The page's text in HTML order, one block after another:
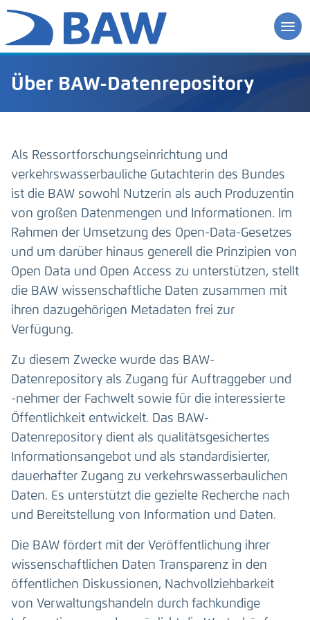
Über BAW-Datenrepository
Als Ressortforschungseinrichtung und
verkehrswasserbauliche Gutachterin des Bundes
ist die BAW sowohl Nutzerin als auch Produzentin
von großen Datenmengen und Informationen. Im
Rahmen der Umsetzung des Open-Data-Gesetzes
und um darüber hinaus generell die Prinzipien von
Open Data und Open Access zu unterstützen, stellt
die BAW wissenschaftliche Daten zusammen mit
ihren dazugehörigen Metadaten frei zur
Verfügung.
Zu diesem Zwecke wurde das BAW-
Datenrepository als Zugang für Auftraggeber und
-nehmer der Fachwelt sowie für die interessierte
Öffentlichkeit entwickelt. Das BAW-
Datenrepository dient als qualitätsgesichertes
Informationsangebot und als standardisierter,
dauerhafter Zugang zu verkehrswasserbaulichen
Daten. Es unterstützt die gezielte Recherche nach
und Bereitstellung von Information und Daten.
Die BAW fördert mit der Veröffentlichung ihrer
wissenschaftlichen Daten Transparenz in den
öffentlichen Diskussionen, Nachvollziehbarkeit
von Verwaltungshandeln durch fachkundige